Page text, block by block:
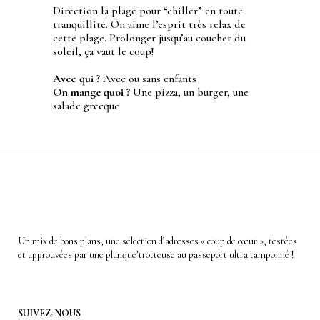
Direction la plage pour “chiller” en toute
tranquillité. On aime l’esprit très relax de
cette plage. Prolonger jusqu’au coucher du
soleil, ça vaut le coup!
Avec qui ? Avec ou sans enfants
On mange quoi ? Une pizza, un burger, une
salade grecque
Un mix de bons plans, une sélection d’adresses « coup de cœur », testées
et approuvées par une planque’trotteuse au passeport ultra tamponné !
SUIVEZ-NOUS